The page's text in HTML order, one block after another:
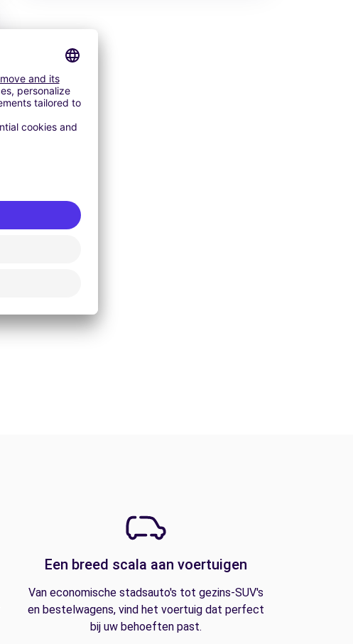
Een breed scala aan voertuigen
Van economische stadsauto's tot gezins-SUV's
en bestelwagens, vind het voertuig dat perfect
bij uw behoeften past.